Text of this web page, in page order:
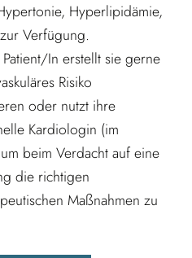
Hyperlipidämie,
Verfügung.
In erstellt sie gerne
Risiko
oder nutzt ihre
Kardiologin (im
beim Verdacht auf eine
die richtigen
Maßnahmen zu